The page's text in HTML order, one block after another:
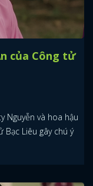
của Công tử
Nguyễn và hoa hậu
Liêu gây chú ý